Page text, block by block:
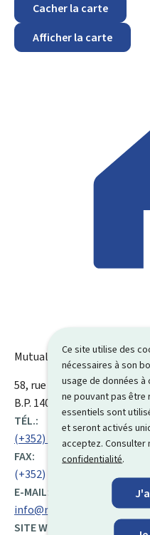
Ce site utilise des
nécessaires à son
usage de données
ne pouvant pas être
essentiels sont
et seront activés
acceptez.
confidentialité.
Cacher la carte
Afficher la carte
Mutualité des P.M.E
ADRESSE
:
58, rue GlesenerL-1630
B.P. 1407, L-1014
TÉL.:
(+352) 48 91 61 1
FAX:
(+352) 48 71 21
E-MAIL:
info@mpme.lu
SITE WEB :